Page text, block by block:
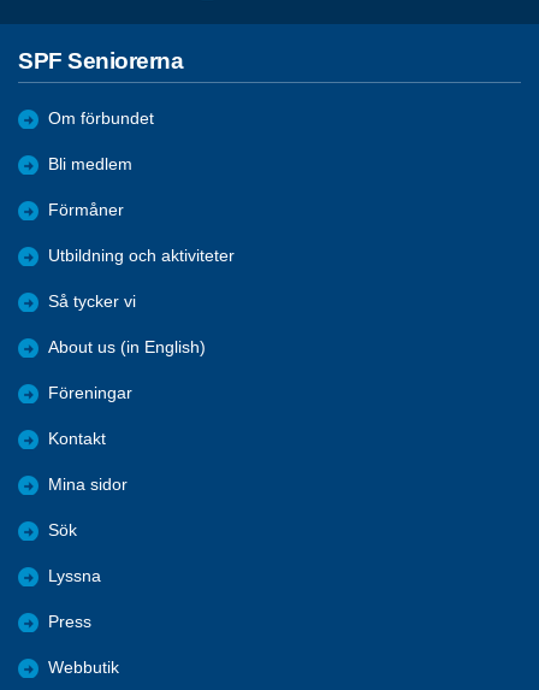
SPF Seniorerna
Om förbundet
Bli medlem
Förmåner
Utbildning och aktiviteter
Så tycker vi
About us (in English)
Föreningar
Kontakt
Mina sidor
Sök
Lyssna
Press
Webbutik